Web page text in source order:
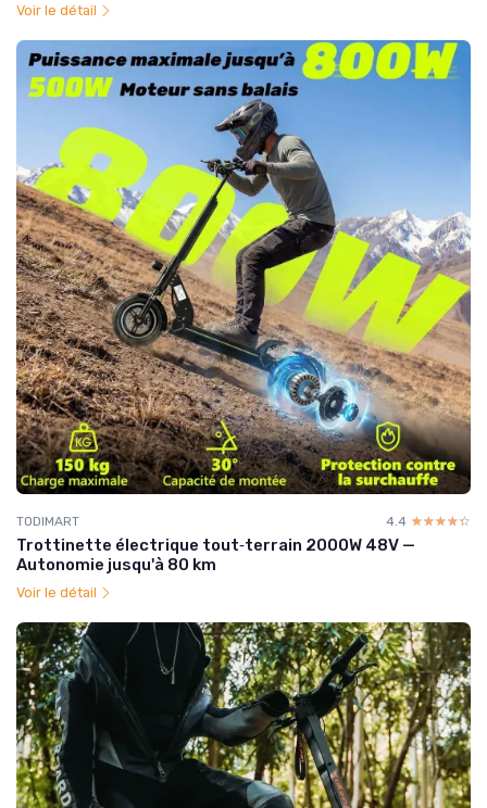
Voir le détail
TODIMART 4.4 ☆☆☆☆☆
★★★★★
Trottinette électrique tout‑terrain 2000W 48V —
Autonomie jusqu'à 80 km
Voir le détail